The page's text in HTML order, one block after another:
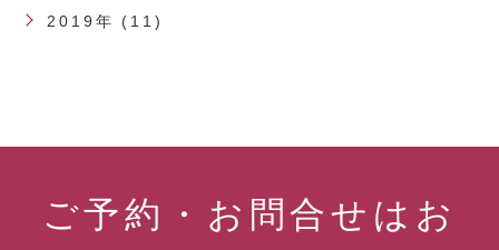
2019年 (11)
ご予約・お問合せはお